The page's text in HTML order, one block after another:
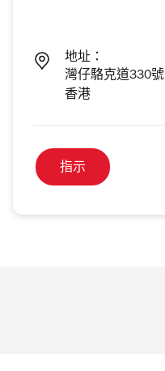
地址：
灣仔駱克道330號
香港
指示